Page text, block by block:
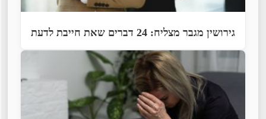
גירושין מגבר מצליח: 24 דברים שאת חייבת לדעת